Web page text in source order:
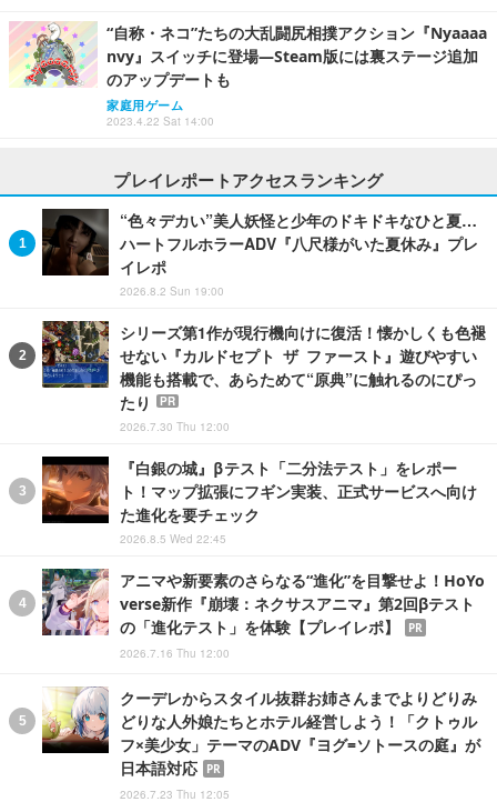
“自称・ネコ”たちの大乱闘尻相撲アクション『Nyaaaa
nvy』スイッチに登場―Steam版には裏ステージ追加
のアップデートも
家庭用ゲーム
2023.4.22 Sat 14:00
プレイレポートアクセスランキング
“色々デカい”美人妖怪と少年のドキドキなひと夏…
ハートフルホラーADV『八尺様がいた夏休み』プレ
イレポ
2026.8.2 Sun 19:00
シリーズ第1作が現行機向けに復活！懐かしくも色褪
せない『カルドセプト ザ ファースト』遊びやすい
機能も搭載で、あらためて“原典”に触れるのにぴっ
たり
PR
2026.7.30 Thu 12:00
『白銀の城』βテスト「二分法テスト」をレポー
ト！マップ拡張にフギン実装、正式サービスへ向け
た進化を要チェック
2026.8.5 Wed 22:45
アニマや新要素のさらなる“進化”を目撃せよ！HoYo
verse新作『崩壊：ネクサスアニマ』第2回βテスト
の「進化テスト」を体験【プレイレポ】
PR
2026.7.16 Thu 12:00
クーデレからスタイル抜群お姉さんまでよりどりみ
どりな人外娘たちとホテル経営しよう！「クトゥル
フ×美少女」テーマのADV『ヨグ=ソトースの庭』が
日本語対応
PR
2026.7.23 Thu 12:05